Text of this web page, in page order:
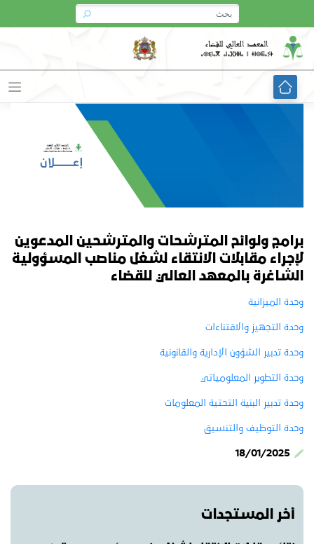
content
برامج ولوائح المترشحات والمترشحين المدعوين
لإجراء مقابلات الانتقاء لشغل مناصب المسؤولية
الشاغرة بالمعهد العالي للقضاء
وحدة الميزانية
وحدة التجهيز والاقتناءات
وحدة تدبير الشؤون الإدارية والقانونية
وحدة التطوير المعلومياتي
وحدة تدبير البنية التحتية المعلومات
وحدة التوظيف والتنسيق
18/01/2025
أخر المستجدات